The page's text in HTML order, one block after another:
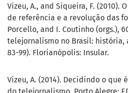
Vizeu, A., and Siqueira, F. (2010).
de referência e a revolução das
Porcello, and I. Coutinho (orgs.),
telejornalismo no Brasil: história,
83-99). Florianópolis: Insular.
Vizeu, A. (2014). Decidindo o que